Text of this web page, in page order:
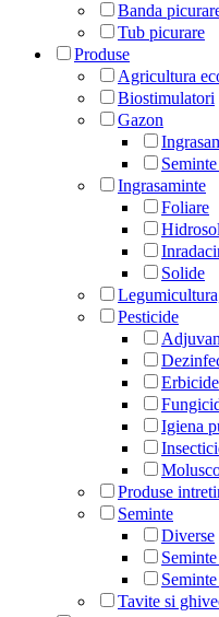
Banda
Tub picurare
Produse
Agricultura
Biostimulatori
Gazon
Ingrasaminte
Foliare
Solide
Pesticide
Erbicide
Igiena
Produse
Seminte
Diverse
Tavite si